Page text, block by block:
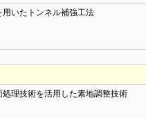
いたトンネル補強工法
理技術を活用した素地調整技術